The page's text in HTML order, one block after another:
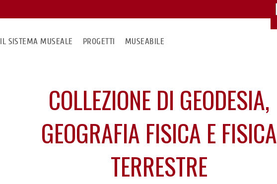
IL SISTEMA MUSEALE PROGETTI MUSEABILE
COLLEZIONE DI GEODESIA,
GEOGRAFIA FISICA E FISICA
TERRESTRE